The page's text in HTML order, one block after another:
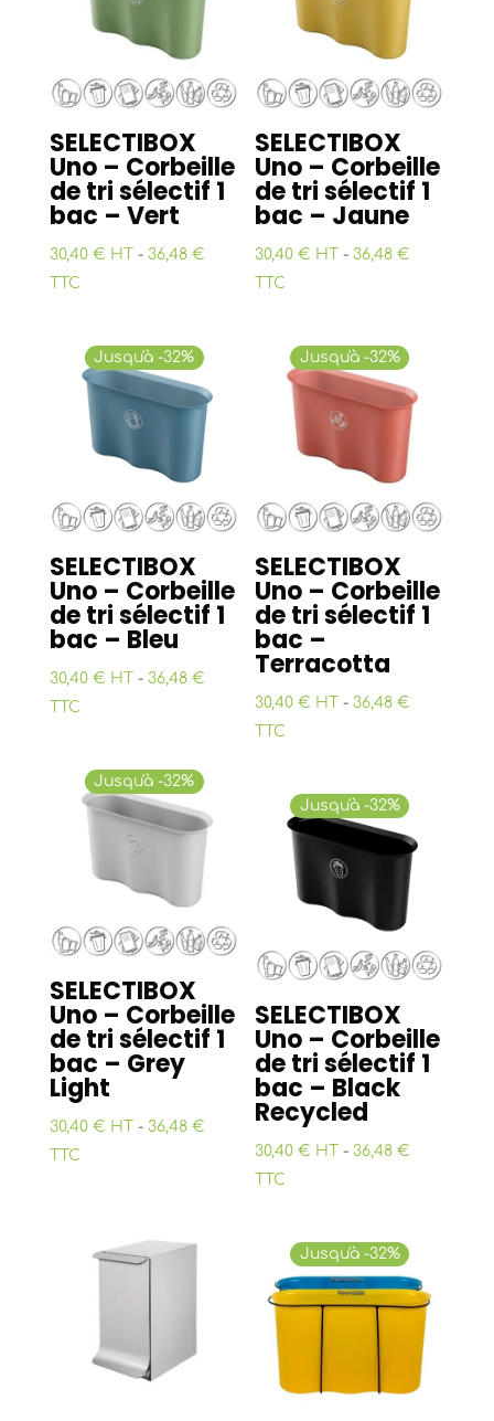
SELECTIBOX
Uno – Corbeille
de tri sélectif 1
bac – Vert
30,40 € HT- 36,48 €
TTC
SELECTIBOX
Uno – Corbeille
de tri sélectif 1
bac – Jaune
30,40 € HT - 36,48 €
TTC
Jusqu'à -32%
SELECTIBOX
Uno – Corbeille
de tri sélectif 1
bac – Bleu
30,40 € HT- 36,48 €
TTC
Jusqu'à -32%
SELECTIBOX
Uno – Corbeille
de tri sélectif 1
bac –
Terracotta
30,40 € HT - 36,48 €
TTC
Jusqu'à -32%
SELECTIBOX
Uno – Corbeille
de tri sélectif 1
bac – Grey
Light
30,40 € HT - 36,48 €
TTC
Jusqu'à -32%
SELECTIBOX
Uno – Corbeille
de tri sélectif 1
bac – Black
Recycled
30,40 € HT - 36,48 €
TTC
Jusqu'à -32%